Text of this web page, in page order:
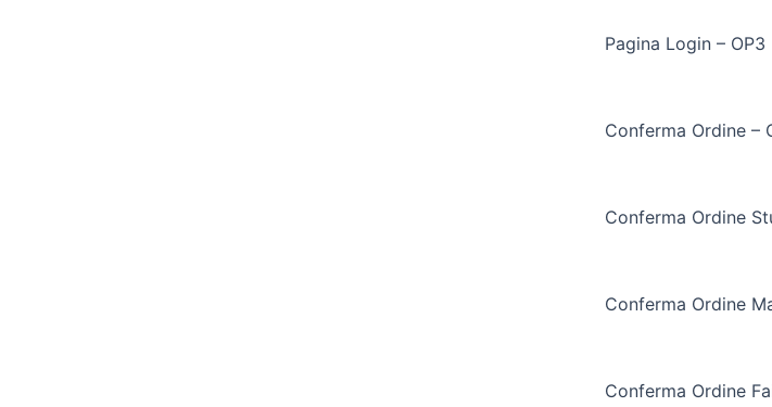
Pagina Login – OP3
Conferma Ordine –
Conferma Ordine
Conferma Ordine
Conferma Ordine